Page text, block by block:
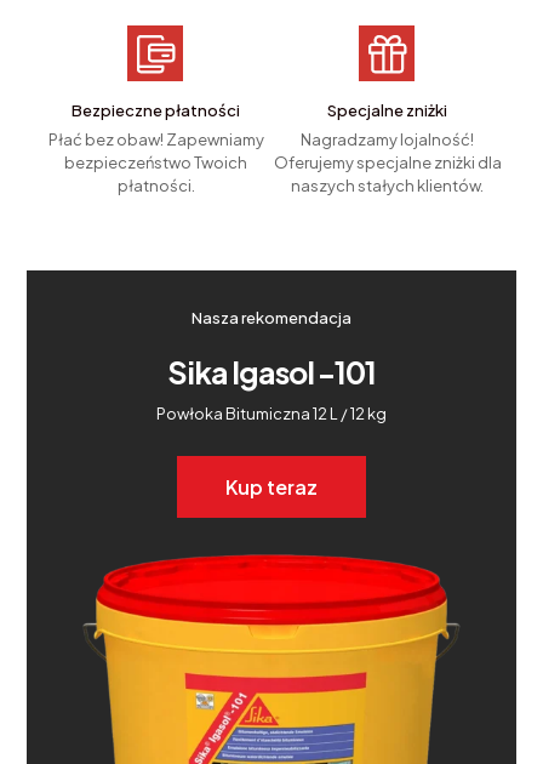
Bezpieczne płatności
Płać bez obaw! Zapewniamy
bezpieczeństwo Twoich
płatności.
Specjalne zniżki
Nagradzamy lojalność!
Oferujemy specjalne zniżki dla
naszych stałych klientów.
Nasza rekomendacja
Sika Igasol -101
Powłoka Bitumiczna 12 L / 12 kg
Kup teraz